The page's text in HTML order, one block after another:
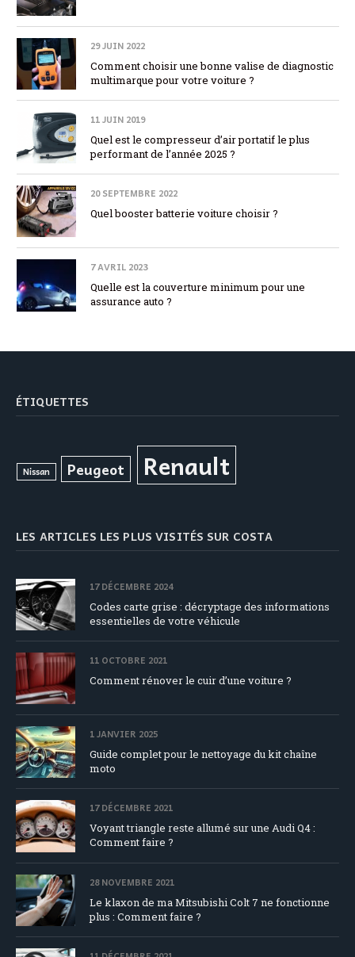
29 JUIN 2022
Comment choisir une bonne valise de diagnostic
multimarque pour votre voiture ?
11 JUIN 2019
Quel est le compresseur d’air portatif le plus
performant de l’année 2025 ?
20 SEPTEMBRE 2022
Quel booster batterie voiture choisir ?
7 AVRIL 2023
Quelle est la couverture minimum pour une
assurance auto ?
ÉTIQUETTES
Nissan Peugeot Renault
LES ARTICLES LES PLUS VISITÉS SUR COSTA
17 DÉCEMBRE 2024
Codes carte grise : décryptage des informations
essentielles de votre véhicule
11 OCTOBRE 2021
Comment rénover le cuir d’une voiture ?
1 JANVIER 2025
Guide complet pour le nettoyage du kit chaîne
moto
17 DÉCEMBRE 2021
Voyant triangle reste allumé sur une Audi Q4 :
Comment faire ?
28 NOVEMBRE 2021
Le klaxon de ma Mitsubishi Colt 7 ne fonctionne
plus : Comment faire ?